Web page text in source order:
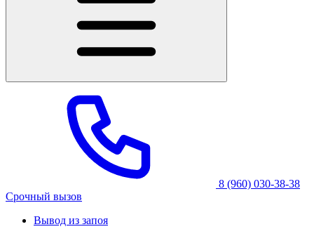
8 (960) 030-38-38
Срочный вызов
Вывод из запоя